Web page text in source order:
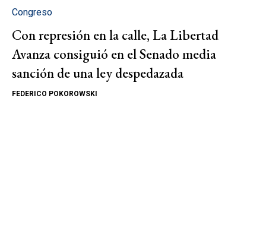
Congreso
Con represión en la calle, La Libertad
Avanza consiguió en el Senado media
sanción de una ley despedazada
FEDERICO POKOROWSKI